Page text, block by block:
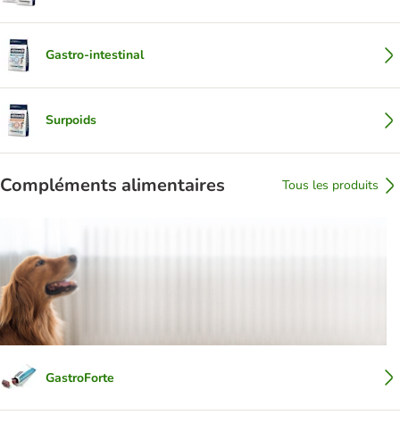
Gastro-intestinal
Surpoids
Compléments alimentaires Tous les produits
GastroForte